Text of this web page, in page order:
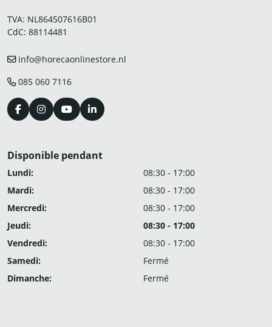
TVA: NL864507616B01
CdC: 88114481
info@horecaonlinestore.nl
085 060 7116
Disponible pendant
Lundi:
08:30 - 17:00
Mardi:
08:30 - 17:00
Mercredi:
08:30 - 17:00
Jeudi:
08:30 - 17:00
Vendredi:
08:30 - 17:00
Samedi:
Fermé
Dimanche:
Fermé